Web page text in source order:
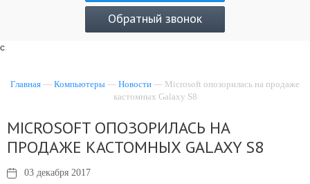
с
Обратный звонок
Главная — Компьютеры — Новости — Microsoft опозорилась на продаже
кастомных Galaxy S8
MICROSOFT ОПОЗОРИЛАСЬ НА
ПРОДАЖЕ КАСТОМНЫХ GALAXY S8
03 декабря 2017